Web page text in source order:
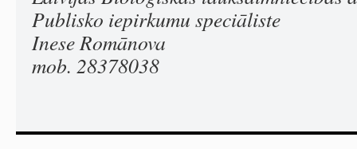
Publisko iepirkumu speciāliste
Inese Romānova
mob. 28378038